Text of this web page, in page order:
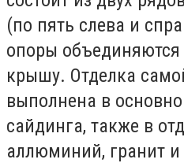
(по пять слева и
опоры объединяются
крышу. Отделка
выполнена в
сайдинга, также в
аллюминий, гранит